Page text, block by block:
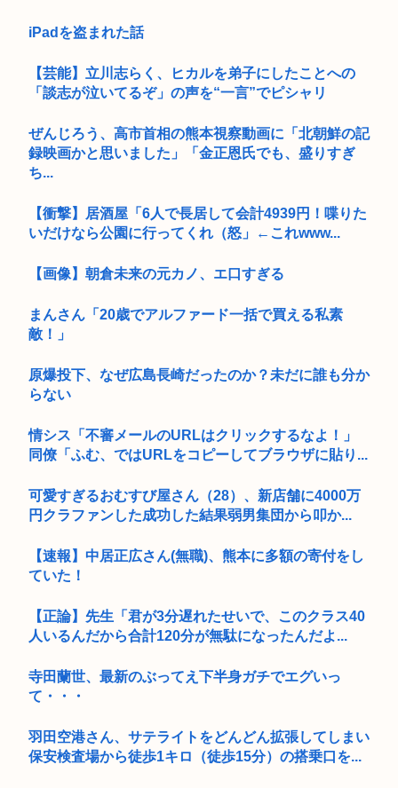
iPadを盗まれた話
【芸能】立川志らく、ヒカルを弟子にしたことへの
「談志が泣いてるぞ」の声を“一言”でピシャリ
ぜんじろう、高市首相の熊本視察動画に「北朝鮮の記
録映画かと思いました」「金正恩氏でも、盛りすぎ
ち...
【衝撃】居酒屋「6人で長居して会計4939円！喋りた
いだけなら公園に行ってくれ（怒」←これwww...
【画像】朝倉未来の元カノ、エ口すぎる
まんさん「20歳でアルファード一括で買える私素
敵！」
原爆投下、なぜ広島長崎だったのか？未だに誰も分か
らない
情シス「不審メールのURLはクリックするなよ！」
同僚「ふむ、ではURLをコピーしてブラウザに貼り...
可愛すぎるおむすび屋さん（28）、新店舗に4000万
円クラファンした成功した結果弱男集団から叩か...
【速報】中居正広さん(無職)、熊本に多額の寄付をし
ていた！
【正論】先生「君が3分遅れたせいで、このクラス40
人いるんだから合計120分が無駄になったんだよ...
寺田蘭世、最新のぶってえ下半身ガチでエグいっ
て・・・
羽田空港さん、サテライトをどんどん拡張してしまい
保安検査場から徒歩1キロ（徒歩15分）の搭乗口を...